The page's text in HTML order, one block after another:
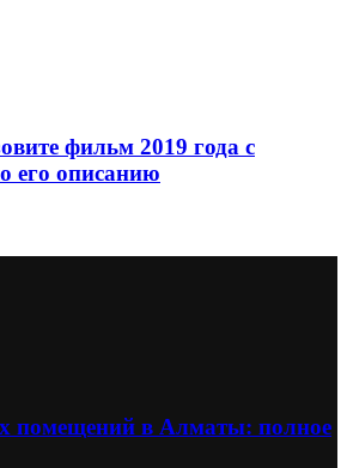
фильм 2019 года с
его описанию
помещений в Алматы: полное